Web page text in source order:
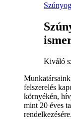
Kiváló
felszerelés
környékén,
mint 20 éves
rendelkezésére.